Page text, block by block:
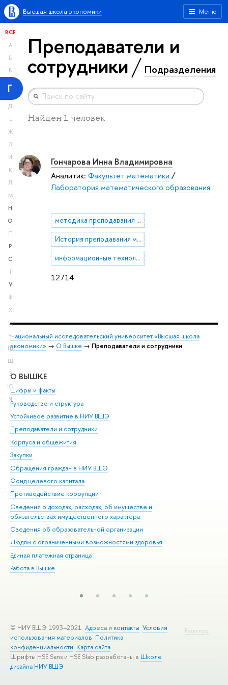
Меню
Высшая школа экономики
ВСЕ
А
Б
В
Г
Д
Е
Ж
З
И
К
Л
М
Н
О
П
Р
С
Т
У
Ф
Х
Ц
Ч
Ш
Щ
Э
Ю
Я
Преподаватели и
сотрудники Подразделения
Найден 1 человек
12714
Гончарова Инна Владимировна
Аналитик: Факультет математики /
Лаборатория математического образования
методика преподавания математики
История преподавания математики
информационные технологии в образовании
Национальный исследовательский университет «Высшая школа
экономики» → О Вышке → Преподаватели и сотрудники
О ВЫШКЕ
Цифры и факты
Руководство и структура
Устойчивое развитие в НИУ ВШЭ
Преподаватели и сотрудники
Корпуса и общежития
Закупки
Обращения граждан в НИУ ВШЭ
Фонд целевого капитала
Противодействие коррупции
Сведения о доходах, расходах, об имуществе и
обязательствах имущественного характера
Сведения об образовательной организации
Людям с ограниченными возможностями здоровья
Единая платежная страница
Работа в Вышке
Редактору
© НИУ ВШЭ 1993–2021 Адреса и контакты Условия
использования материалов Политика
конфиденциальности Карта сайта
Шрифты HSE Sans и HSE Slab разработаны в Школе
дизайна НИУ ВШЭ